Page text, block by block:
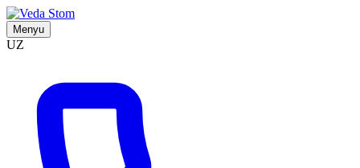
Menyu
UZ